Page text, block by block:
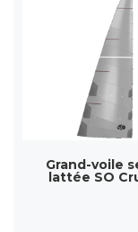
Grand-voile
lattée SO